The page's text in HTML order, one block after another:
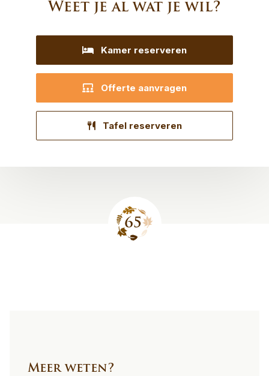
Weet je al wat je wil?
Kamer reserveren
Offerte aanvragen
Tafel reserveren
Meer weten?